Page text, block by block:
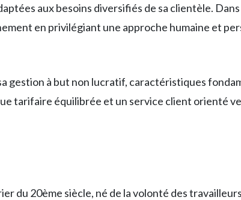
aux besoins diversifiés de sa clientèle. Dans
en privilégiant une approche humaine et
gestion à but non lucratif, caractéristiques
tarifaire équilibrée et un service client orienté
du 20ème siècle, né de la volonté des